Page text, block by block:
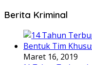
Berita Kriminal
Maret 16, 2019